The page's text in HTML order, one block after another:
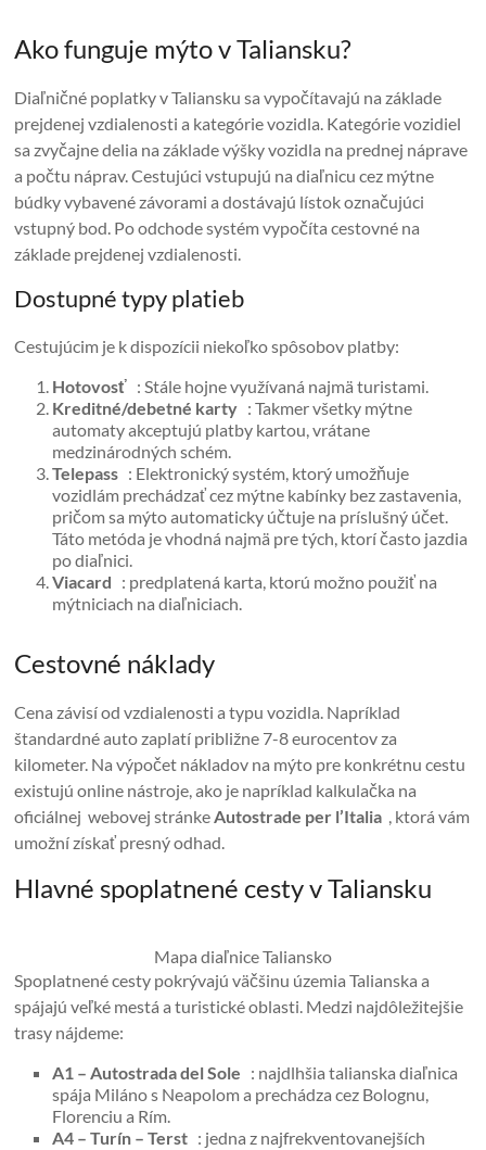
Ako funguje mýto v Taliansku?
Diaľničné poplatky v Taliansku sa vypočítavajú na základe
prejdenej vzdialenosti a kategórie vozidla. Kategórie vozidiel
sa zvyčajne delia na základe výšky vozidla na prednej náprave
a počtu náprav. Cestujúci vstupujú na diaľnicu cez mýtne
búdky vybavené závorami a dostávajú lístok označujúci
vstupný bod. Po odchode systém vypočíta cestovné na
základe prejdenej vzdialenosti.
Dostupné typy platieb
Cestujúcim je k dispozícii niekoľko spôsobov platby:
Hotovosť : Stále hojne využívaná najmä turistami.
Kreditné/debetné karty : Takmer všetky mýtne
automaty akceptujú platby kartou, vrátane
medzinárodných schém.
Telepass : Elektronický systém, ktorý umožňuje
vozidlám prechádzať cez mýtne kabínky bez zastavenia,
pričom sa mýto automaticky účtuje na príslušný účet.
Táto metóda je vhodná najmä pre tých, ktorí často jazdia
po diaľnici.
Viacard : predplatená karta, ktorú možno použiť na
mýtniciach na diaľniciach.
Cestovné náklady
Cena závisí od vzdialenosti a typu vozidla. Napríklad
štandardné auto zaplatí približne 7-8 eurocentov za
kilometer. Na výpočet nákladov na mýto pre konkrétnu cestu
existujú online nástroje, ako je napríklad kalkulačka na
oficiálnej webovej stránkeAutostrade per l’Italia , ktorá vám
umožní získať presný odhad.
Hlavné spoplatnené cesty v Taliansku
Mapa diaľnice Taliansko
Spoplatnené cesty pokrývajú väčšinu územia Talianska a
spájajú veľké mestá a turistické oblasti. Medzi najdôležitejšie
trasy nájdeme:
A1 – Autostrada del Sole : najdlhšia talianska diaľnica
spája Miláno s Neapolom a prechádza cez Bolognu,
Florenciu a Rím.
A4 – Turín – Terst : jedna z najfrekventovanejších